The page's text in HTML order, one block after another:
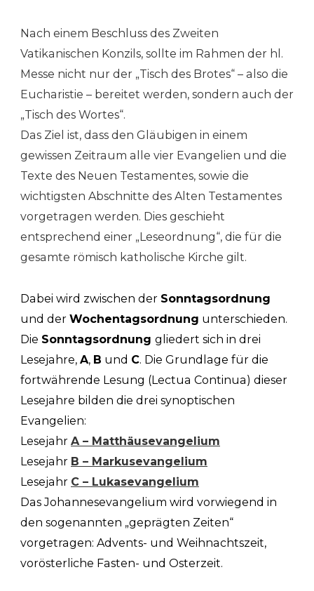
Nach einem Beschluss des Zweiten
Vatikanischen Konzils, sollte im Rahmen der hl.
Messe nicht nur der „Tisch des Brotes“ – also die
Eucharistie – bereitet werden, sondern auch der
„Tisch des Wortes“.
Das Ziel ist, dass den Gläubigen in einem
gewissen Zeitraum alle vier Evangelien und die
Texte des Neuen Testamentes, sowie die
wichtigsten Abschnitte des Alten Testamentes
vorgetragen werden. Dies geschieht
entsprechend einer „Leseordnung“, die für die
gesamte römisch katholische Kirche gilt.
Dabei wird zwischen der Sonntagsordnung
und der Wochentagsordnung unterschieden.
Die Sonntagsordnung gliedert sich in drei
Lesejahre, A, B und C. Die Grundlage für die
fortwährende Lesung (Lectua Continua) dieser
Lesejahre bilden die drei synoptischen
Evangelien:
Lesejahr A – Matthäusevangelium
Lesejahr B – Markusevangelium
Lesejahr C – Lukasevangelium
Das Johannesevangelium wird vorwiegend in
den sogenannten „geprägten Zeiten“
vorgetragen: Advents- und Weihnachtszeit,
vorösterliche Fasten- und Osterzeit.